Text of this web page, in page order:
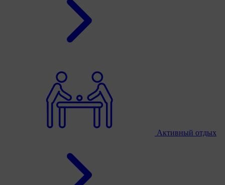
Активный отдых